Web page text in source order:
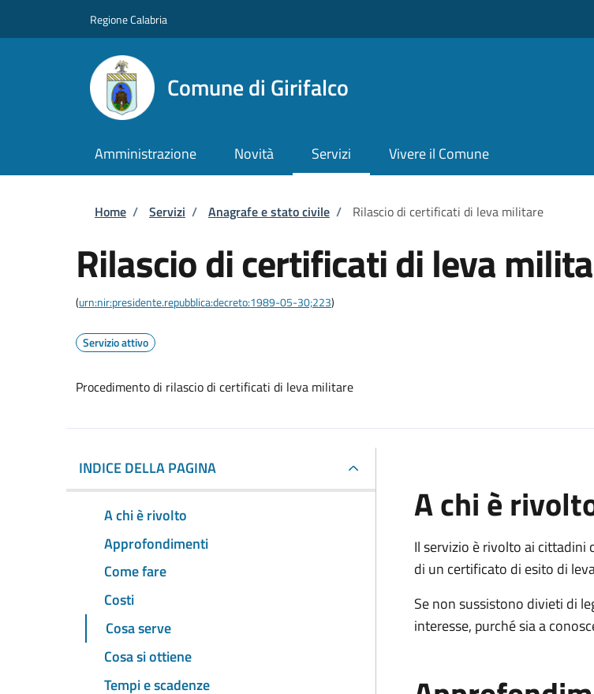
Regione Calabria
Comune di Girifalco
Amministrazione Novità Servizi Vivere il Comune
Briciole di pane
Home / Servizi / Anagrafe e stato civile / Rilascio di certificati di leva militare
Rilascio di certificati di leva
(urn:nir:presidente.repubblica:decreto:1989-05-30;223)
Servizio attivo
Procedimento di rilascio di certificati di leva militare
INDICE DELLA PAGINA
A chi è rivolto
Approfondimenti
Come fare
Costi
Cosa serve
Cosa si ottiene
Tempi e scadenze
A chi è
Il servizio è rivolto ai cittadini
di un certificato di esito di
Se non sussistono divieti di
interesse, purché sia a